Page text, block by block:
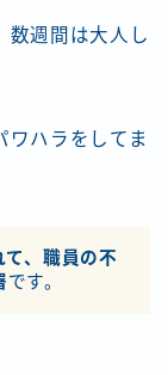
数週間は大人し
ワハラをしてま
て、職員の不
です。